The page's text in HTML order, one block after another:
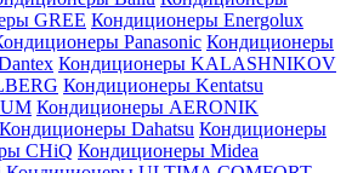
GREE Кондиционеры Energolux
Panasonic Кондиционеры
Кондиционеры KALASHNIKOV
Кондиционеры Kentatsu
Кондиционеры AERONIK
Кондиционеры Dahatsu Кондиционеры
CHiQ Кондиционеры Midea